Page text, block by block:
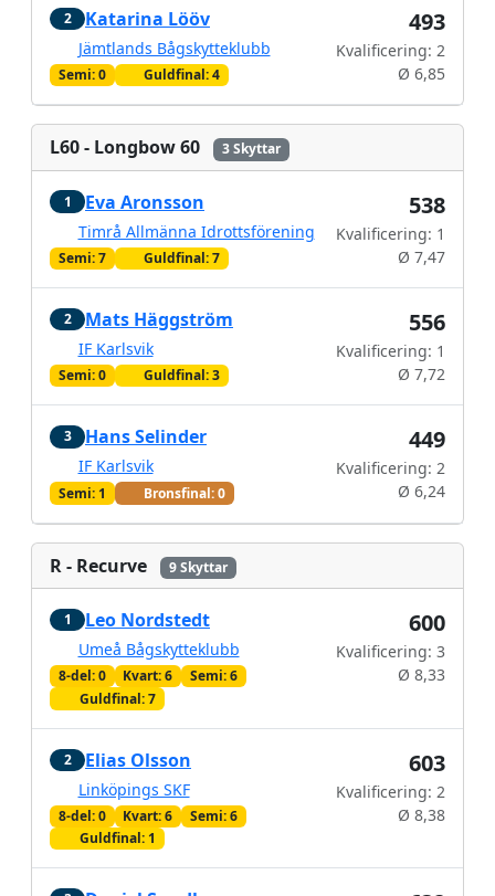
2 Katarina Lööv
Jämtlands Bågskytteklubb
Semi: 0 Guldfinal: 4
493
Kvalificering: 2
Ø 6,85
L60 - Longbow 60 3 Skyttar
1 Eva Aronsson
Timrå Allmänna Idrottsförening
Semi: 7 Guldfinal: 7
538
Kvalificering: 1
Ø 7,47
2 Mats Häggström
IF Karlsvik
Semi: 0 Guldfinal: 3
556
Kvalificering: 1
Ø 7,72
3 Hans Selinder
IF Karlsvik
Semi: 1 Bronsfinal: 0
449
Kvalificering: 2
Ø 6,24
R - Recurve 9 Skyttar
1 Leo Nordstedt
Umeå Bågskytteklubb
8-del: 0 Kvart: 6
Semi: 6
Guldfinal: 7
600
Kvalificering: 3
Ø 8,33
2 Elias Olsson
Linköpings SKF
8-del: 0 Kvart: 6
Semi: 6
Guldfinal: 1
603
Kvalificering: 2
Ø 8,38